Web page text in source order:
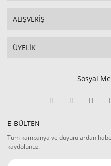
ALIŞVERİŞ
ÜYELİK
Sosyal
E-BÜLTEN
Tüm kampanya ve duyurulardan
kaydolunuz.